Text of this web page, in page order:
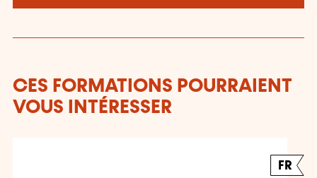
CES FORMATIONS POURRAIENT
VOUS INTÉRESSER
FR